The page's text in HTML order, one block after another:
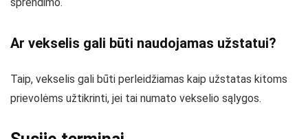
Ar vekselis gali būti naudojamas užstatui?
Taip, vekselis gali būti perleidžiamas kaip užstatas kitoms
prievolėms užtikrinti, jei tai numato vekselio sąlygos.